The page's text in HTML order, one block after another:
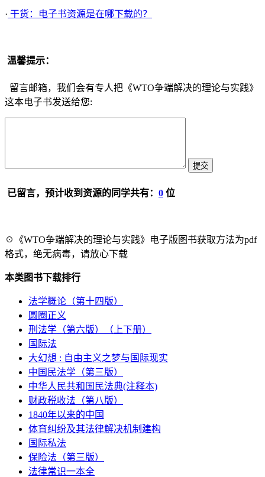
· 干货：电子书资源是在哪下载的？
温馨提示：
留言邮箱，我们会有专人把《WTO争端解决的理论与实践》
这本电子书发送给您:
已留言，预计收到资源的同学共有： 0 位
☉《WTO争端解决的理论与实践》电子版图书获取方法为pdf
格式，绝无病毒，请放心下载
本类图书下载排行
法学概论（第十四版）
圆圈正义
刑法学（第六版）（上下册）
国际法
大幻想 : 自由主义之梦与国际现实
中国民法学（第三版）
中华人民共和国民法典(注释本)
财政税收法（第八版）
1840年以来的中国
体育纠纷及其法律解决机制建构
国际私法
保险法（第三版）
法律常识一本全